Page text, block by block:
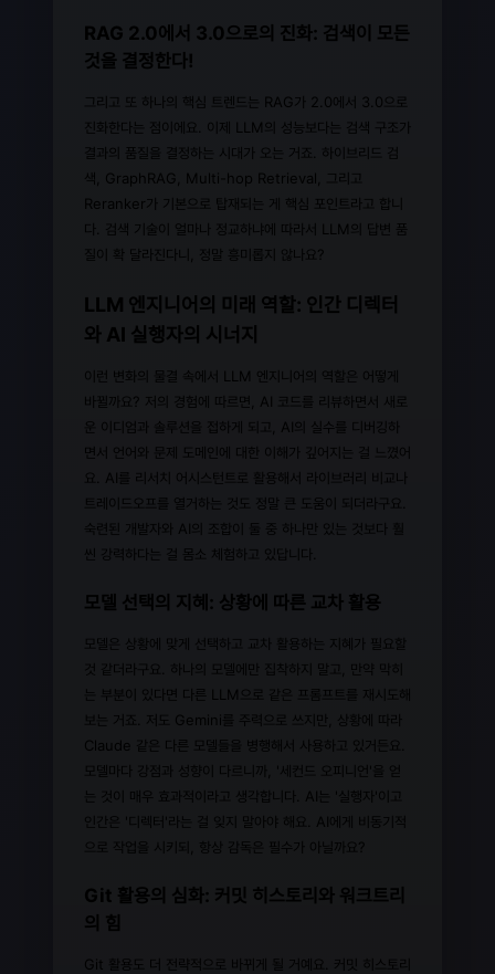
RAG 2.0에서 3.0으로의 진화: 검색이 모든
것을 결정한다!
그리고 또 하나의 핵심 트렌드는 RAG가 2.0에서 3.0으로
진화한다는 점이에요. 이제 LLM의 성능보다는 검색 구조가
결과의 품질을 결정하는 시대가 오는 거죠. 하이브리드 검
색, GraphRAG, Multi-hop Retrieval, 그리고
Reranker가 기본으로 탑재되는 게 핵심 포인트라고 합니
다. 검색 기술이 얼마나 정교하냐에 따라서 LLM의 답변 품
질이 확 달라진다니, 정말 흥미롭지 않나요?
LLM 엔지니어의 미래 역할: 인간 디렉터
와 AI 실행자의 시너지
이런 변화의 물결 속에서 LLM 엔지니어의 역할은 어떻게
바뀔까요? 저의 경험에 따르면, AI 코드를 리뷰하면서 새로
운 이디엄과 솔루션을 접하게 되고, AI의 실수를 디버깅하
면서 언어와 문제 도메인에 대한 이해가 깊어지는 걸 느꼈어
요. AI를 리서치 어시스턴트로 활용해서 라이브러리 비교나
트레이드오프를 열거하는 것도 정말 큰 도움이 되더라구요.
숙련된 개발자와 AI의 조합이 둘 중 하나만 있는 것보다 훨
씬 강력하다는 걸 몸소 체험하고 있답니다.
모델 선택의 지혜: 상황에 따른 교차 활용
모델은 상황에 맞게 선택하고 교차 활용하는 지혜가 필요할
것 같더라구요. 하나의 모델에만 집착하지 말고, 만약 막히
는 부분이 있다면 다른 LLM으로 같은 프롬프트를 재시도해
보는 거죠. 저도 Gemini를 주력으로 쓰지만, 상황에 따라
Claude 같은 다른 모델들을 병행해서 사용하고 있거든요.
모델마다 강점과 성향이 다르니까, '세컨드 오피니언'을 얻
는 것이 매우 효과적이라고 생각합니다. AI는 '실행자'이고
인간은 '디렉터'라는 걸 잊지 말아야 해요. AI에게 비동기적
으로 작업을 시키되, 항상 감독은 필수가 아닐까요?
Git 활용의 심화: 커밋 히스토리와 워크트리
의 힘
Git 활용도 더 전략적으로 바뀌게 될 거예요. 커밋 히스토리